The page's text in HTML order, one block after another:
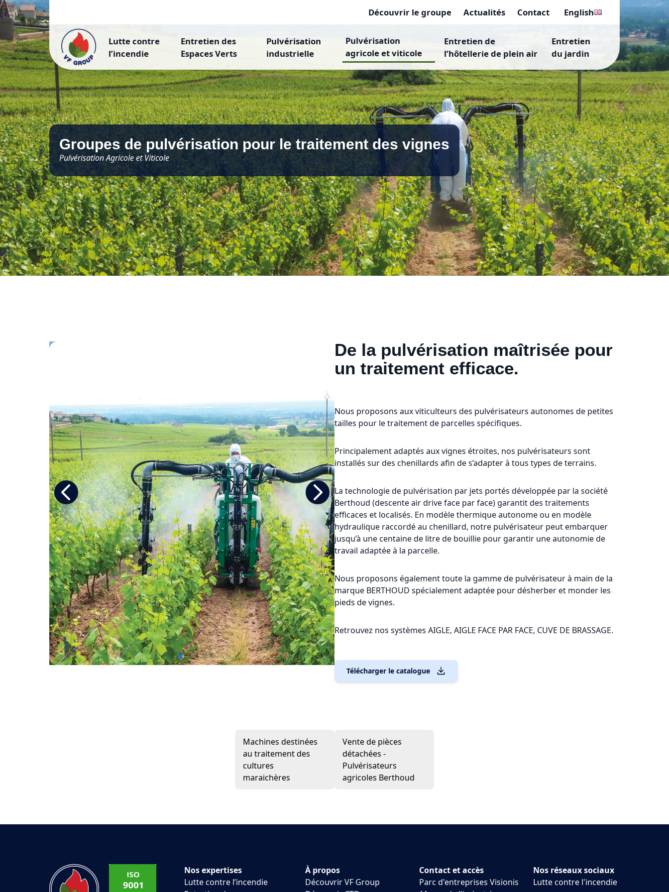
Découvrir le groupe Actualités Contact English
Lutte contre
l’incendie
Entretien des
Espaces Verts
Pulvérisation
industrielle
Pulvérisation
agricole et viticole
Entretien de
l’hôtellerie de plein air
Entretien
du jardin
Groupes de pulvérisation pour le traitement des vignes
Pulvérisation Agricole et Viticole
De la pulvérisation maîtrisée pour
un traitement efficace.
Nous proposons aux viticulteurs des pulvérisateurs autonomes de petites
tailles pour le traitement de parcelles spécifiques.
Principalement adaptés aux vignes étroites, nos pulvérisateurs sont
installés sur des chenillards afin de s’adapter à tous types de terrains.
La technologie de pulvérisation par jets portés développée par la société
Berthoud (descente air drive face par face) garantit des traitements
efficaces et localisés. En modèle thermique autonome ou en modèle
hydraulique raccordé au chenillard, notre pulvérisateur peut embarquer
jusqu’à une centaine de litre de bouillie pour garantir une autonomie de
travail adaptée à la parcelle.
Nous proposons également toute la gamme de pulvérisateur à main de la
marque BERTHOUD spécialement adaptée pour désherber et monder les
pieds de vignes.
Retrouvez nos systèmes AIGLE, AIGLE FACE PAR FACE, CUVE DE BRASSAGE.
Télécharger le catalogue
Machines destinées
au traitement des
cultures
maraichères
Vente de pièces
détachées -
Pulvérisateurs
agricoles Berthoud
Nos expertises
Lutte contre l’incendie
À propos
Découvrir VF Group
Contact et accès
Parc d'entreprises Visionis
Nos réseaux sociaux
Lutte contre l'incendie